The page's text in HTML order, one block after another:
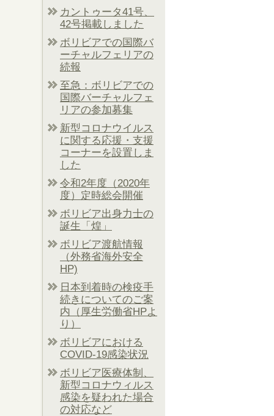
カントゥータ41号、
42号掲載しました
ボリビアでの国際バ
ーチャルフェリアの
続報
至急：ボリビアでの
国際バーチャルフェ
リアの参加募集
新型コロナウイルス
に関する応援・支援
コーナーを設置しま
した
令和2年度（2020年
度）定時総会開催
ボリビア出身力士の
誕生「煌」
ボリビア渡航情報
（外務省海外安全
HP)
日本到着時の検疫手
続きについてのご案
内（厚生労働省HPよ
り）
ボリビアにおける
COVID-19感染状況
ボリビア医療体制、
新型コロナウィルス
感染を疑われた場合
の対応など